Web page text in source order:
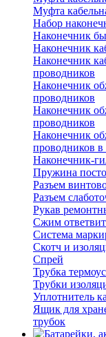
Муфта
Набор
Наконечник
Наконечник
Наконечник
проводников
Наконечник
проводников
Наконечник
проводников
Наконечник
проводников в
Наконечник-
Пружина
Разъем
Разъем
Рукав
Сжим
Система
Скотч и
Спрей
Трубка
Трубки
Уплотнитель
Ящик для
трубок